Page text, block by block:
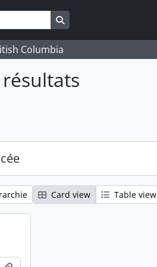
Search in browse page
Columbia
Card view Table view